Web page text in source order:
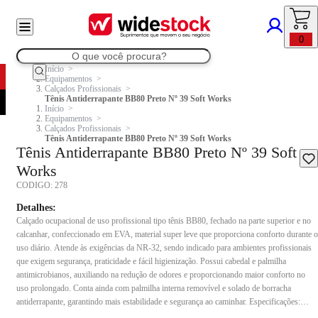
0
Início
Equipamentos
Calçados Profissionais
Tênis Antiderrapante BB80 Preto Nº 39 Soft Works
Início
Equipamentos
Calçados Profissionais
Tênis Antiderrapante BB80 Preto Nº 39 Soft Works
Tênis Antiderrapante BB80 Preto Nº 39 Soft
Works
CODIGO: 278
Detalhes:
Calçado ocupacional de uso profissional tipo tênis BB80, fechado na parte superior e no
calcanhar, confeccionado em EVA, material super leve que proporciona conforto durante o
uso diário. Atende às exigências da NR-32, sendo indicado para ambientes profissionais
que exigem segurança, praticidade e fácil higienização. Possui cabedal e palmilha
antimicrobianos, auxiliando na redução de odores e proporcionando maior conforto no
uso prolongado. Conta ainda com palmilha interna removível e solado de borracha
antiderrapante, garantindo mais estabilidade e segurança ao caminhar. Especificações: